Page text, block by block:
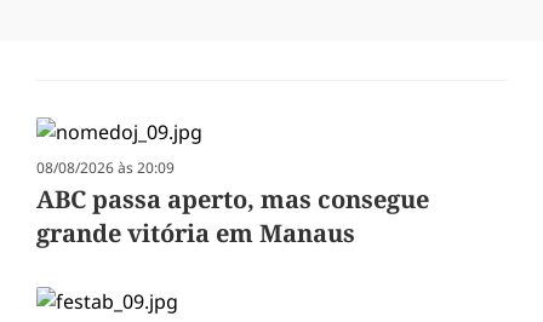
08/08/2026 às 20:09
ABC passa aperto, mas consegue
grande vitória em Manaus